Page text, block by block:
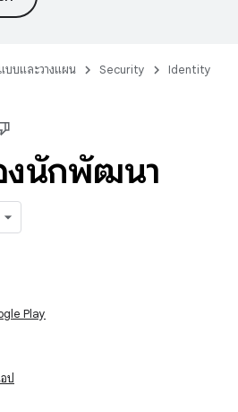
บบและวางแผน Security
Identity
งนักพัฒนา
Play
ป